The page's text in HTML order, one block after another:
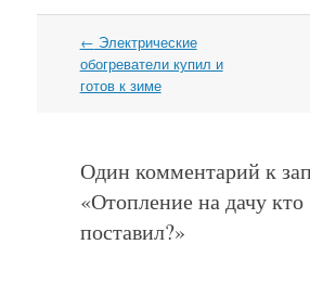
Навигация
← Электрические
обогреватели купил и
готов к зиме
Один комментарий к
«Отопление на дачу кто
поставил?»